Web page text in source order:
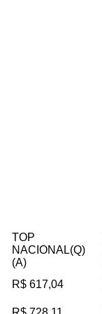
TOP
NACIONAL(Q)
(A)
R$ 617,04